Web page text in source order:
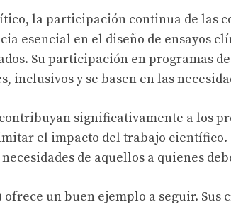
la participación continua de las
esencial en el diseño de ensayos
Su participación en programas
inclusivos y se basen en las
significativamente a los
el impacto del trabajo científico.
de aquellos a quienes
ofrece un buen ejemplo a seguir.